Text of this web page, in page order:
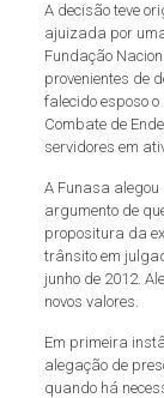
A decisão teve
ajuizada por
Fundação
provenientes de
falecido esposo
Combate de
servidores em
A Funasa alegou
argumento de
propositura da
trânsito em
junho de 2012.
novos valores.
Em primeira
alegação de
quando há